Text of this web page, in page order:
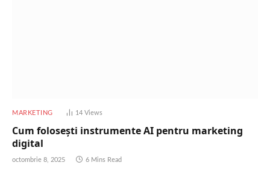
MARKETING 14 Views
Cum folosești instrumente AI pentru marketing
digital
octombrie 8, 2025 6 Mins Read